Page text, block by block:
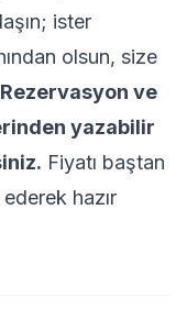
ister
olsun, size
Rezervasyon ve
yazabilir
Fiyatı baştan
hazır